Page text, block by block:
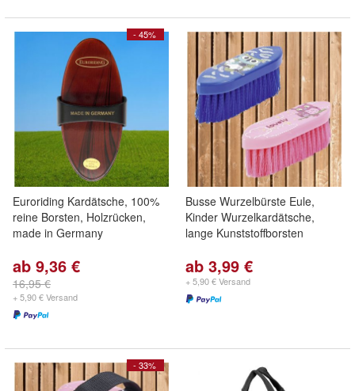
- 45%
Euroriding Kardätsche, 100%
reine Borsten, Holzrücken,
made in Germany
ab 9,36 €
16,95 €
+ 5,90 € Versand
Busse Wurzelbürste Eule,
Kinder Wurzelkardätsche,
lange Kunststoffborsten
ab 3,99 €
+ 5,90 € Versand
- 33%